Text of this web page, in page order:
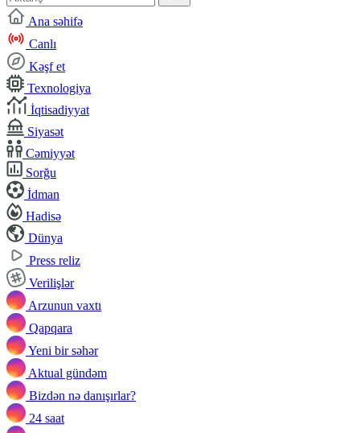
Ana səhifə
Canlı
Kəşf et
Texnologiya
İqtisadiyyat
Siyasət
Cəmiyyət
Sorğu
İdman
Hadisə
Dünya
Press reliz
Verilişlər
Arzunun vaxtı
Qapqara
Yeni bir səhər
Aktual gündəm
Bizdən nə danışırlar?
24 saat